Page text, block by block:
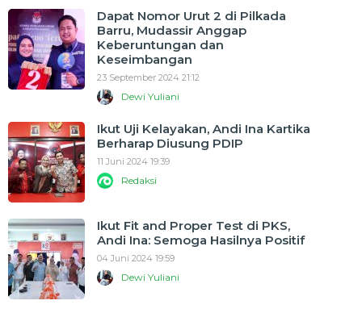
Dapat Nomor Urut 2 di Pilkada
Barru, Mudassir Anggap
Keberuntungan dan
Keseimbangan
23 September 2024 21:12
Dewi Yuliani
Ikut Uji Kelayakan, Andi Ina Kartika
Berharap Diusung PDIP
11 Juni 2024 19:39
Redaksi
Ikut Fit and Proper Test di PKS,
Andi Ina: Semoga Hasilnya Positif
04 Juni 2024 19:59
Dewi Yuliani